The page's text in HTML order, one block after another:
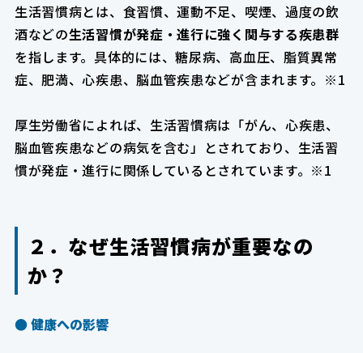
生活習慣病とは、食習慣、運動不足、喫煙、過度の飲
酒などの生活習慣が発症・進行に強く関与する疾患群
を指します。具体的には、糖尿病、高血圧、脂質異常
症、肥満、心疾患、脳血管疾患などが含まれます。※1
厚生労働省によれば、生活習慣病は「がん、心疾患、
脳血管疾患などの病気を含む」とされており、生活習
慣が発症・進行に関係しているとされています。※1
２．なぜ生活習慣病が重要なの
か？
● 健康への影響